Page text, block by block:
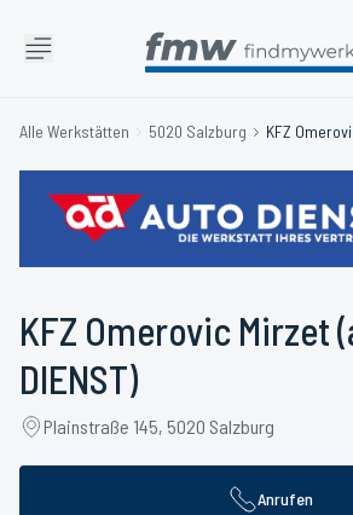
Alle Werkstätten 5020 Salzburg
KFZ Omerovic Mirzet
DIENST)
Plainstraße 145, 5020 Salzburg
Anrufen